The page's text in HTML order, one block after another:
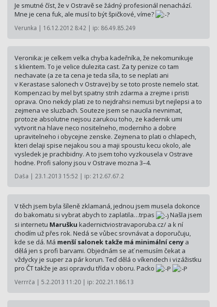
Je smutné číst, že v Ostravě se žádný profesionál nenachází.
Mne je cena fuk, ale musí to být špičkové, víme?
Verunka | 16.12.2012 8:42 | ip: 86.49.85.249
Veronika: je celkem velka chyba kadeřníka, že nekomunikuje
s klientem. To je velice dulezita cast. Za ty penize co tam
nechavate (a ze ta cena je teda síla, to se neplati ani
v Kerastase salonech v Ostrave) by se toto proste nemelo stat.
Kompenzaci by mel byt spatny strih zdarma a zrejme i pristi
oprava. Ono nekdy plati ze to nejdrahsi nemusi byt nejlepsi a to
zejmena ve sluzbach. Souteze jsem se naucila nevnimat,
protoze absolutne nejsou zarukou toho, ze kadernik umi
vytvorit na hlave neco nositelneho, moderniho a dobre
upravitelneho i obycejne zenske. Zejmena to plati o chlapech,
kteri delaji spise nejakou sou a maji spoustu kecu okolo, ale
vysledek je prachbidny. A to jsem toho vyzkousela v Ostrave
hodne. Profi salony jsou v Ostrave mozna 3–4.
Daša | 23.1.2013 15:52 | ip: 212.67.67.2
V těch jsem byla šíleně zklamaná, jednou jsem musela dokonce
do bakomatu si vybrat abych to zaplatila…trpas
Našla jsem
si internetu Marušku kadernictvios­travaporuba.cz/ a k ní
chodím už přes rok. Nedá se vůbec srovnávat a doporučuju,
kde se dá. Má menší salonek takže má minimální ceny a
dělá jen s profi barvami. Objednám se ať nemusím čekat a
vždycky je super za pár korun. Teď dělá o víkendech i vizážistku
pro ČT takže je asi opravdu třída v oboru. Packo
Verrrča | 5.2.2013 11:20 | ip: 202.21.186.13